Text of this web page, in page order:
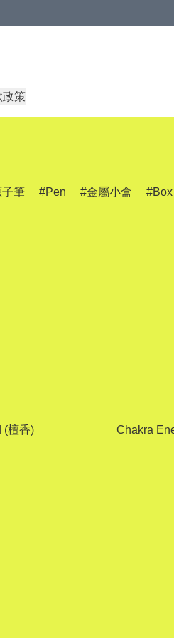
政策
子筆 Pen 金屬小盒 Box
(檀香) Chakra